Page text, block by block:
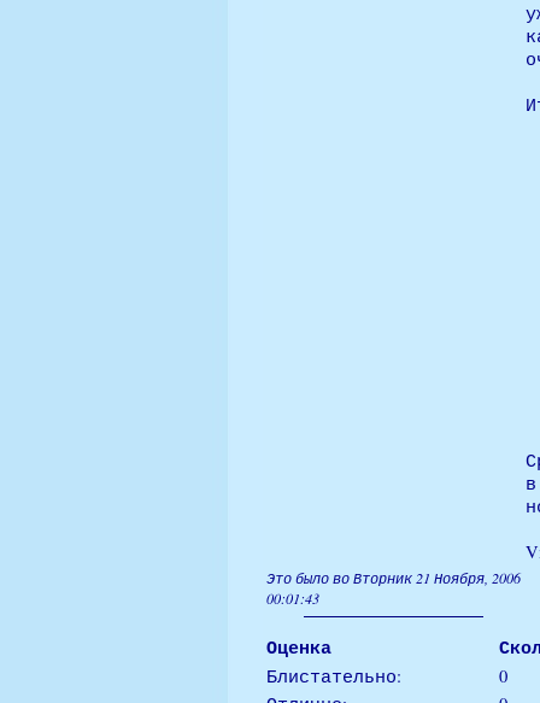
Это было во Вторник 21 Ноября, 2006
00:01:43
Оценка
Блистательно:
0